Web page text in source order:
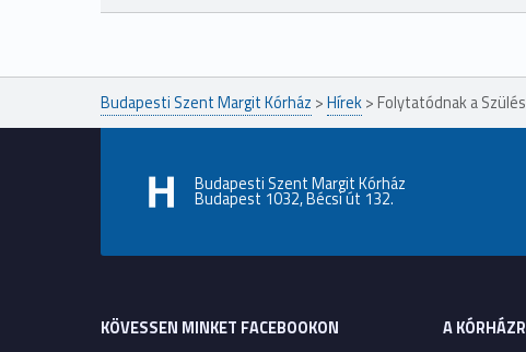
Ugrás a főmenühöz
Budapesti Szent Margit Kórház >Hírek> Folytatódnak a
Budapesti Szent Margit Kórház
Budapest 1032, Bécsi út 132.
KÖVESSEN MINKET FACEBOOKON A